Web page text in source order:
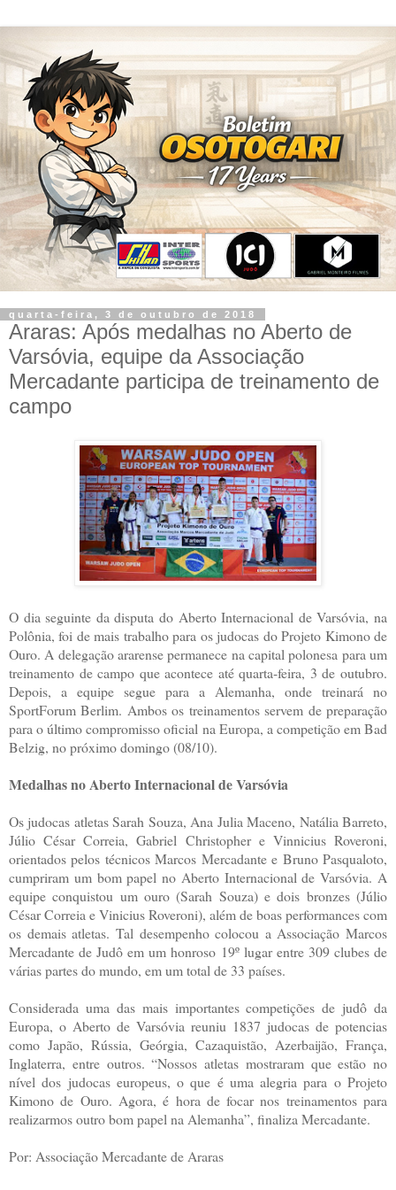
quarta-feira, 3 de outubro de 2018
Araras: Após medalhas no Aberto de
Varsóvia, equipe da Associação
Mercadante participa de treinamento de
campo
O dia seguinte da disputa do Aberto Internacional de Varsóvia, na
Polônia, foi de mais trabalho para os judocas do Projeto Kimono de
Ouro. A delegação ararense permanece na capital polonesa para um
treinamento de campo que acontece até quarta-feira, 3 de outubro.
Depois, a equipe segue para a Alemanha, onde treinará no
SportForum Berlim. Ambos os treinamentos servem de preparação
para o último compromisso oficial na Europa, a competição em Bad
Belzig, no próximo domingo (08/10).
Medalhas no Aberto Internacional de Varsóvia
Os judocas atletas Sarah Souza, Ana Julia Maceno, Natália Barreto,
Júlio César Correia, Gabriel Christopher e Vinnicius Roveroni,
orientados pelos técnicos Marcos Mercadante e Bruno Pasqualoto,
cumpriram um bom papel no Aberto Internacional de Varsóvia. A
equipe conquistou um ouro (Sarah Souza) e dois bronzes (Júlio
César Correia e Vinicius Roveroni), além de boas performances com
os demais atletas. Tal desempenho colocou a Associação Marcos
Mercadante de Judô em um honroso 19º lugar entre 309 clubes de
várias partes do mundo, em um total de 33 países.
Considerada uma das mais importantes competições de judô da
Europa, o Aberto de Varsóvia reuniu 1837 judocas de potencias
como Japão, Rússia, Geórgia, Cazaquistão, Azerbaijão, França,
Inglaterra, entre outros. “Nossos atletas mostraram que estão no
nível dos judocas europeus, o que é uma alegria para o Projeto
Kimono de Ouro. Agora, é hora de focar nos treinamentos para
realizarmos outro bom papel na Alemanha”, finaliza Mercadante.
Por: Associação Mercadante de Araras